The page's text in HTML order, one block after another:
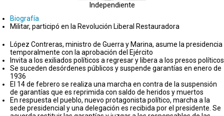
Independiente
Biografía
Militar, participó en la Revolución Liberal Restauradora
López Contreras, ministro de Guerra y Marina, asume la presidencia
temporalmente con la aprobación del Ejército
Invita a los exiliados políticos a regresar y libera a los presos políticos
Se suceden desórdenes públicos y suspende garantías en enero de
1936
El 14 de febrero se realiza una marcha en contra de la suspensión
de garantías que es reprimida con saldo de heridos y muertos
En respuesta el pueblo, nuevo protagonista político, marcha a la
sede presidencial y una delegación es recibida por el presidente. Se